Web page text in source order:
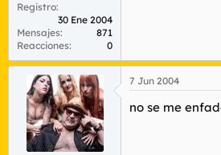
Registro
30 Ene 2004
Mensajes
871
Reacciones
0
7 Jun 2004
no se me